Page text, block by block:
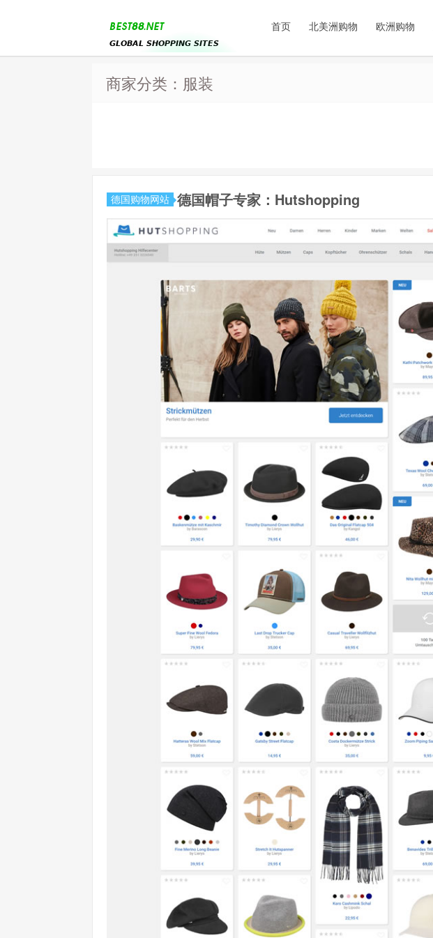
首页 北美洲购物 欧洲购物
商家分类：服装
德国购物网站 德国帽子专家：Hutshopping